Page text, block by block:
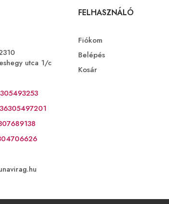
utca 1/c
FELHASZNÁLÓ
Fiókom
Belépés
Kosár